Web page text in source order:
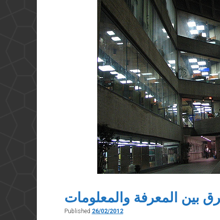
بين المعرفة والمعلومات
Published 26/02/2012